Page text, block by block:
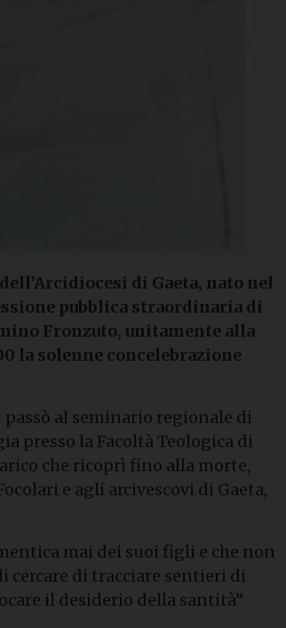
di Gaeta, nato nel
pubblica straordinaria di
Fronzuto, unitamente alla
la solenne concelebrazione
al seminario regionale di
presso la Facoltà Teologica di
che ricoprì fino alla morte,
e agli arcivescovi di Gaeta,
mai dei suoi figli e che non
cercare di tracciare sentieri di
il desiderio della santità”